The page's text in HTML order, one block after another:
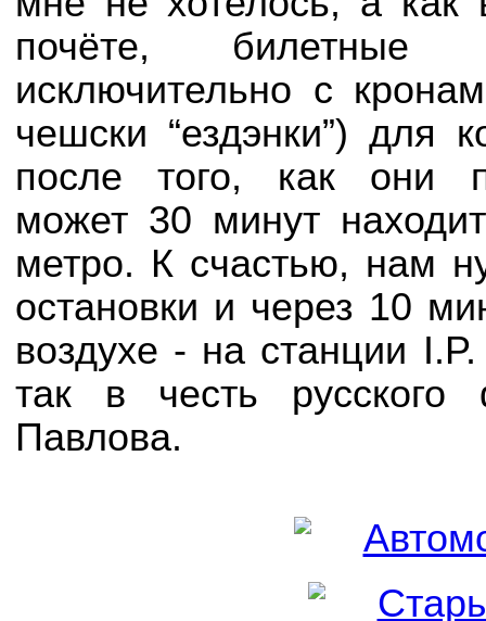
почёте, билетные
исключительно с
чешски “ездэнки”) для
после того, как они
может 30 минут
метро. К счастью, нам
остановки и через 10
воздухе - на станции
так в честь русского
Павлова.